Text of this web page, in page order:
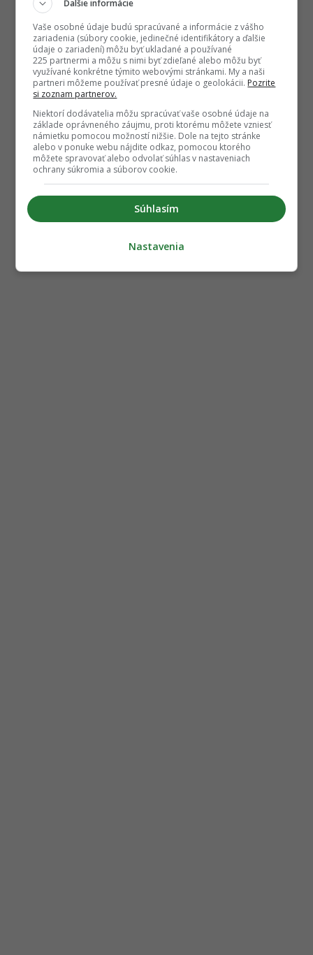
Ďalšie informácie
Vaše osobné údaje budú spracúvané a informácie z vášho
zariadenia (súbory cookie, jedinečné identifikátory a ďalšie
údaje o zariadení) môžu byť ukladané a používané
225 partnermi a môžu s nimi byť zdieľané alebo môžu byť
využívané konkrétne týmito webovými stránkami. My a naši
partneri môžeme používať presné údaje o geolokácii. Pozrite
si zoznam partnerov.
Niektorí dodávatelia môžu spracúvať vaše osobné údaje na
základe oprávneného záujmu, proti ktorému môžete vzniesť
námietku pomocou možností nižšie. Dole na tejto stránke
alebo v ponuke webu nájdite odkaz, pomocou ktorého
môžete spravovať alebo odvolať súhlas v nastaveniach
ochrany súkromia a súborov cookie.
Súhlasím
Nastavenia